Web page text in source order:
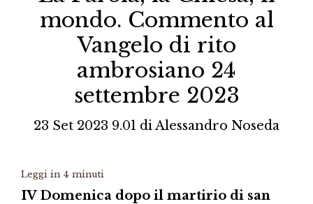
mondo. Commento al
Vangelo di rito
ambrosiano 24
settembre 2023
23 Set 2023 9.01 diAlessandro Noseda
Leggi in 4 minuti
IV Domenica dopo il martirio di san